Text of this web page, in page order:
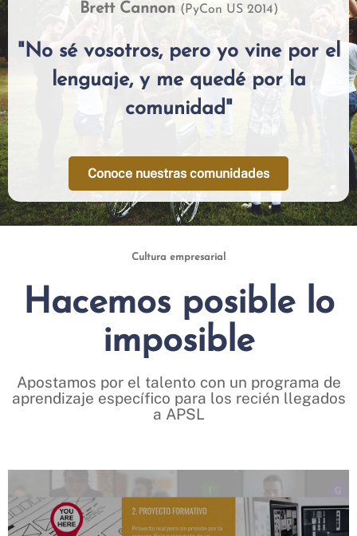
Brett Cannon (PyCon US 2014)
"No sé vosotros, pero yo vine por el
lenguaje, y me quedé por la
comunidad"
Conoce nuestras comunidades
Cultura empresarial
Hacemos posible lo
imposible
Apostamos por el talento con un programa de
aprendizaje específico para los recién llegados
a APSL